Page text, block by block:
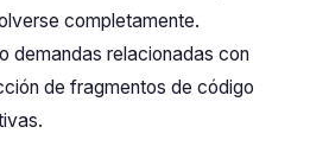
completamente.
demandas relacionadas con
de fragmentos de código